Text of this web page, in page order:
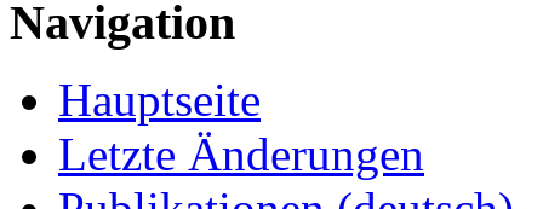
Navigation
Hauptseite
Letzte Änderungen